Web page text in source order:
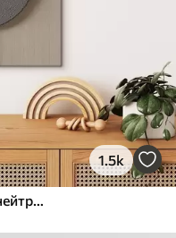
1.5k
Рельєфні кола та гілка в теплих нейтральних тонах